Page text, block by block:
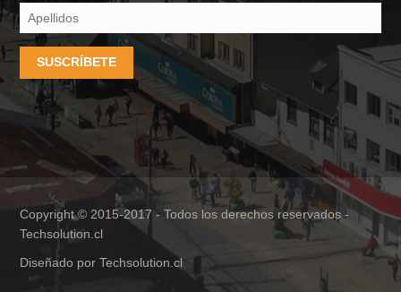
SUSCRÍBETE
Copyright © 2015-2017 - Todos los derechos reservados -
Techsolution.cl
Diseñado porTechsolution.cl